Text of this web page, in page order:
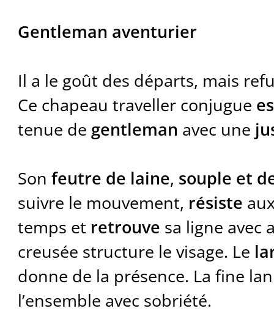
Gentleman aventurier
Il a le goût des départs, mais
Ce chapeau traveller conjugue
tenue de gentleman avec une
Son feutre de laine, souple et
suivre le mouvement, résiste
temps et retrouve sa ligne avec
creusée structure le visage. Le
donne de la présence. La fine
l’ensemble avec sobriété.